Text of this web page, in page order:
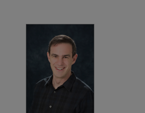
de belles collaborations à